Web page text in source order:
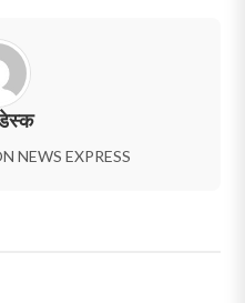
NEWS EXPRESS